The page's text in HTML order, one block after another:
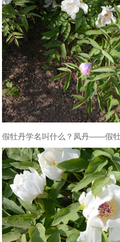
假牡丹学名叫什么？凤丹——假